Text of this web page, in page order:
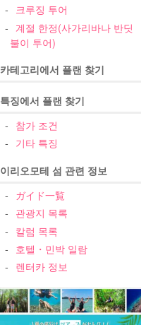
크루징 투어
계절 한정(사가리바나 반딧
불이 투어)
카테고리에서 플랜 찾기
특징에서 플랜 찾기
참가 조건
기타 특징
이리오모테 섬 관련 정보
ガイド一覧
관광지 목록
칼럼 목록
호텔・민박 일람
렌터카 정보